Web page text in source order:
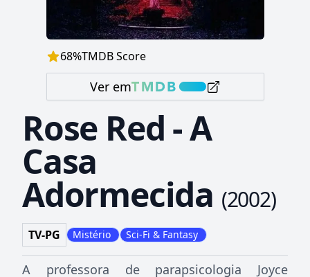
68%TMDB Score
Ver em
Rose Red - A
Casa
Adormecida (2002)
TV-PG Mistério Sci-Fi & Fantasy
A professora de parapsicologia Joyce